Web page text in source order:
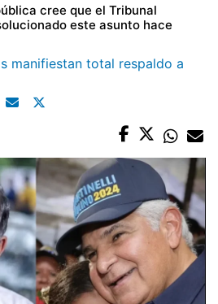
cree que el Tribunal
este asunto hace
manifiestan total respaldo a